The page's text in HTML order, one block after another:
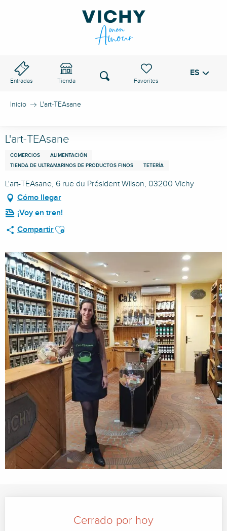
Entradas Tienda
Voir les favoris
Buscar ES
Inicio L'art-TEAsane
L'art-TEAsane
COMERCIOS
ALIMENTACIÓN
TIENDA DE ULTRAMARINOS DE PRODUCTOS FINOS
TETERÍA
L'art-TEAsane, 6 rue du Président Wilson, 03200 Vichy
Cómo llegar
¡Voy en tren!
CompartirAjouter aux favoris
Cerrado por hoy